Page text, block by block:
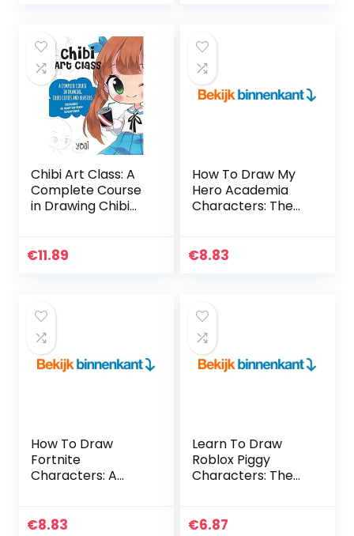
Chibi Art Class: A
Complete Course
in Drawing Chibi
19 step-by-step
€11.89
How To Draw My
Hero Academia
Characters: The
Cute My Hero
€8.83
How To Draw
Fortnite
Characters: A
Kids To Drawing 50
€8.83
Learn To Draw
Roblox Piggy
Characters: The
Roblox Piggy
€6.87